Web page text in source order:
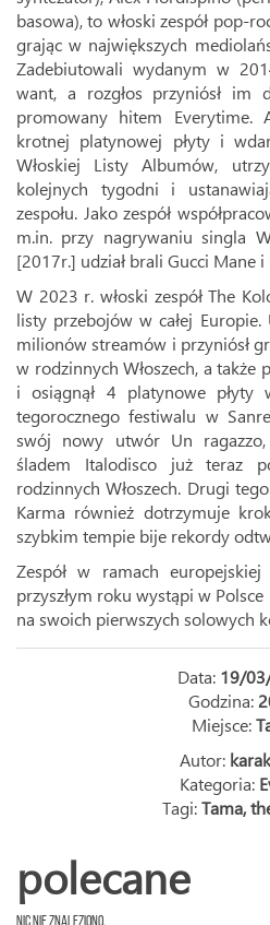
basowa), to włoski zespół pop-
grając w największych
Zadebiutowali wydanym w
want, a rozgłos przyniósł im
promowany hitem Everytime.
krotnej platynowej płyty i
Włoskiej Listy Albumów,
kolejnych tygodni i
zespołu. Jako zespół
m.in. przy nagrywaniu singla
[2017r.] udział brali Gucci Mane i
W 2023 r. włoski zespół The
listy przebojów w całej
milionów streamów i przyniósł
w rodzinnych Włoszech, a także
i osiągnął 4 platynowe płyty
tegorocznego festiwalu w
swój nowy utwór Un
śladem Italodisco już teraz
rodzinnych Włoszech. Drugi
Karma również dotrzymuje
szybkim tempie bije rekordy
Zespół w ramach
przyszłym roku wystąpi w Polsce
na swoich pierwszych solowych
Data: 19/
Godzina:
Miejsce:
Autor:
Kategoria:
Tagi:Tama,
polecane